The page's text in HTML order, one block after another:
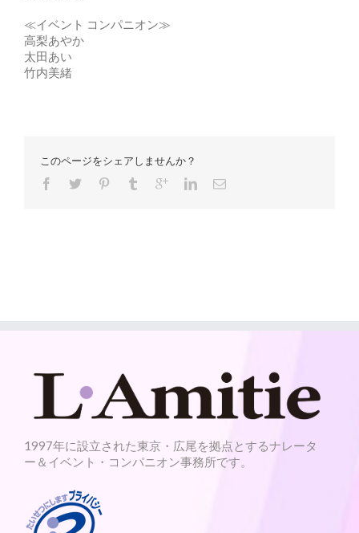
≪イベント コンパニオン≫
高梨あやか
太田あい
竹内美緒
このページをシェアしませんか？
1997年に設立された東京・広尾を拠点とするナレータ
ー＆イベント・コンパニオン事務所です。